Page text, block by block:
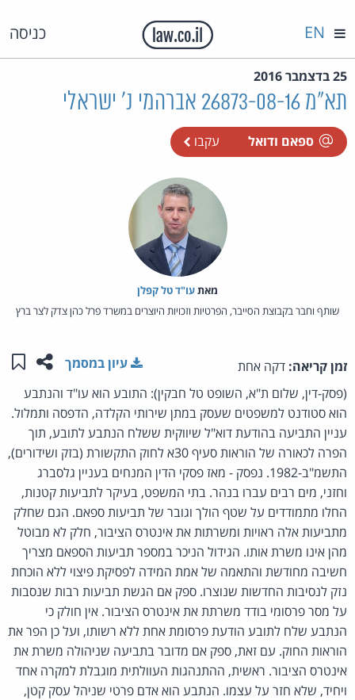
כניסה EN
25 בדצמבר 2016
תא"מ 26873-08-16 אברהמי נ' ישראלי
ספאם ודואל עקבו
מאת‏עו"ד טל קפלן
שותף וחבר בקבוצת הסייבר, הפרטיות וזכויות היוצרים במשרד פרל כהן צדק לצר ברץ
זמן קריאה: דקה אחת שתפו
עיון במסמך
(פסק-דין, שלום ת"א, השופט טל חבקין): התובע הוא עו"ד והנתבע
הוא סטודנט למשפטים שעסק במתן שירותי הקלדה, הדפסה ותמלול.
עניין התביעה בהודעת דוא"ל שיווקית ששלח הנתבע לתובע, תוך
הפרה לכאורה של הוראות סעיף 30א לחוק התקשורת (בזק ושידורים),
התשמ"ב-1982. נפסק - מאז פסקי הדין המנחים בעניין גלסברג
וחזני, מים רבים עברו בנהר. בתי המשפט, בעיקר לתביעות קטנות,
החלו מתמודדים על שטף הולך וגובר של תביעות ספאם. הגם שחלק
מתביעות אלה ראויות ומשרתות את אינטרס הציבור, חלק לא מבוטל
מהן אינו משרת אותו. הגידול הניכר במספר תביעות הספאם מצריך
חשיבה מחודשת והתאמה של אמת המידה לפסיקת פיצוי ללא הוכחת
נזק לנסיבות החדשות שנוצרו. ספק אם הגשת תביעות רבות שנסבות
על מסר פרסומי בודד משרתת את אינטרס הציבור. אין חולק כי
הנתבע שלח לתובע הודעת פרסומת אחת ללא רשותו, ועל כן הפר את
הוראות החוק. עם זאת, ספק אם מדובר בתביעה שניהולה משרת את
אינטרס הציבור. ראשית, ההתנהגות העוולתית מוגבלת למקרה אחד
ויחיד, שלא חזר על עצמו. הנתבע הוא אדם פרטי שניהל עסק קטן,